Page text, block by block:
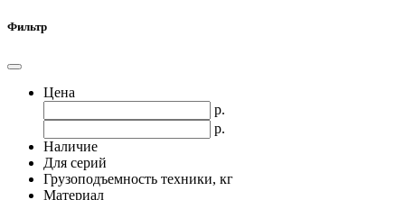
Фильтр
Цена
р.
р.
Наличие
Для серий
Грузоподъемность техники, кг
Материал